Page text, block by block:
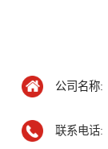
公司名称:
联系电话: